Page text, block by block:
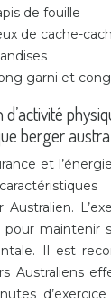
de fouille
de cache-
garni et
d’activité
berger
et
Australien.
pour maintenir
Il est
Australiens